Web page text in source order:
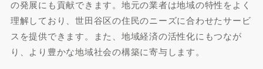
の発展にも貢献できます。地元の業者は地域の特性をよく
理解しており、世田谷区の住民のニーズに合わせたサービ
スを提供できます。また、地域経済の活性化にもつなが
り、より豊かな地域社会の構築に寄与します。